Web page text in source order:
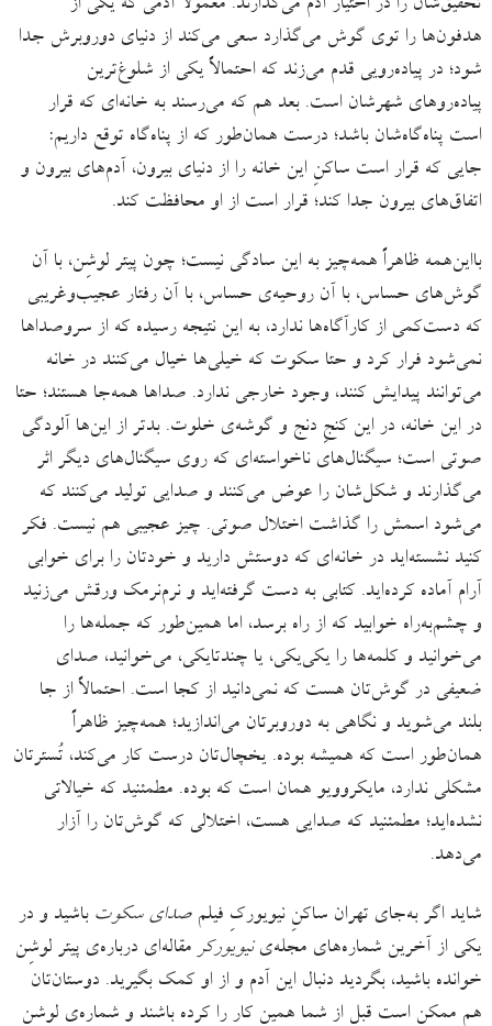
تحقیق‌شان را در اختیار آدم می‌گذارند. معمولاً آدمی که یکی از
هدفون‌ها را توی گوش می‌گذارد سعی می‌کند از دنیای دوروبرش جدا
شود؛ در پیاده‌رویی قدم می‌زند که احتمالاً یکی از شلوغ‌ترین
پیاده‌روهای شهرشان است. بعد هم که می‌رسند به خانه‌ای که قرار
است پناه‌گاه‌‌شان باشد؛ درست همان‌طور که از پناه‌گاه توقع داریم:
جایی که قرار است ساکنِ این خانه را از دنیای بیرون، آدم‌های بیرون و
اتفاق‌های بیرون جدا کند؛ قرار است از او محافظت کند.
بااین‌همه ظاهراً همه‌چیز به این سادگی نیست؛ چون پیتر لوشِن، با آن
گوش‌های حساس، با آن روحیه‌ی حساس، با آن رفتار عجیب‌وغریبی
که دست‌کمی از کارآگاه‌ها ندارد، به این نتیجه رسیده که از سروصداها
نمی‌شود فرار کرد و حتا سکوت که خیلی‌ها خیال می‌کنند در خانه
می‌توانند پیدایش کنند، وجود خارجی ندارد. صداها همه‌جا هستند؛ حتا
در این خانه، در این کنجِ دنج و گوشه‌ی خلوت. بدتر از این‌ها آلودگی
صوتی است؛ سیگنال‌های ناخواسته‌ای که روی سیگنال‌های دیگر اثر
می‌گذارند و شکل‌شان را عوض می‌‌کنند و صدایی تولید می‌کنند که
می‌شود اسمش را گذاشت اختلال صوتی. چیز عجیبی هم نیست. فکر
کنید نشسته‌اید در خانه‌ای که دوستش دارید و خودتان را برای خوابی
آرام آماده کرده‌اید. کتابی به دست گرفته‌اید و نرم‌نرمک ورقش می‌زنید
و چشم‌به‌راه خوابید که از راه برسد، اما همین‌طور که جمله‌ها را
می‌خوانید و کلمه‌ها را یکی‌یکی، یا چندتا‌یکی، می‌خوانید، صدای
ضعیفی در گوش‌تان هست که نمی‌دانید از کجا است. احتمالاً از جا
بلند می‌شوید و نگاهی به دوروبرتان می‌اندازید؛ همه‌چیز ظاهراً
همان‌طور است که همیشه بوده. یخچال‌تان درست کار می‌کند، تُسترتان
مشکلی ندارد، مایکروویو همان است که بوده. مطمئنید که خیالاتی
نشده‌اید؛ مطمئنید که صدایی هست، اختلالی که گوش‌تان را آزار
می‌دهد.
شاید اگر به‌جای تهران ساکنِ نیویورکِ فیلمصدای سکوت باشید و در
یکی از آخرین شماره‌های مجله‌ینیویورکر مقاله‌ای درباره‌ی پیتر لوشِن
خوانده باشید، بگردید دنبال این آدم و از او کمک بگیرید. دوستان‌تان
هم ممکن است قبل از شما همین کار را کرده باشند و شماره‌ی لوشِن